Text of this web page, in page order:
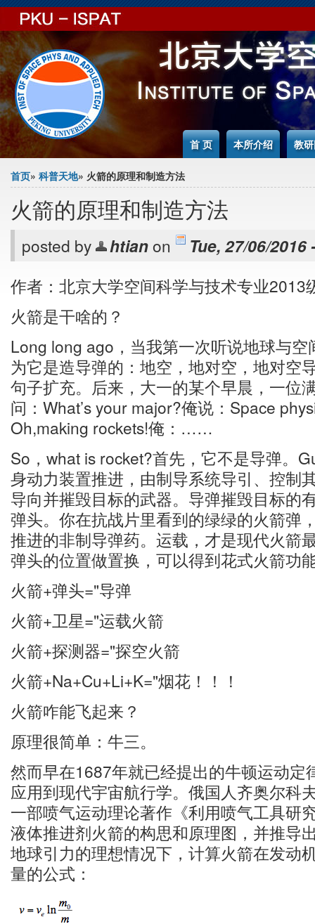
Jump to Content
首 页 本所介绍 教
You are here
首页» 科普天地» 火箭的原理和制造方法
火箭的原理和制造方法
posted by htian on Tue, 27/06/2016
作者：北京大学空间科学与技术专业2013
火箭是干啥的？
Long long ago，当我第一次听说地球与
为它是造导弹的：地空，地对空，地对空
句子扩充。后来，大一的某个早晨，一位
问：What’s your major?俺说：Space
Oh,making rockets!俺：……
So，what is rocket?首先，它不是导弹。
身动力装置推进，由制导系统导引、控制
导向并摧毁目标的武器。导弹摧毁目标的
弹头。你在抗战片里看到的绿绿的火箭弹
推进的非制导弹药。运载，才是现代火箭
弹头的位置做置换，可以得到花式火箭功
火箭+弹头="导弹
火箭+卫星="运载火箭
火箭+探测器="探空火箭
火箭+Na+Cu+Li+K="烟花！！！
火箭咋能飞起来？
原理很简单：牛三。
然而早在1687年就已经提出的牛顿运动定
应用到现代宇宙航行学。俄国人齐奥尔科
一部喷气运动理论著作《利用喷气工具研
液体推进剂火箭的构思和原理图，并推导
地球引力的理想情况下，计算火箭在发动
量的公式：